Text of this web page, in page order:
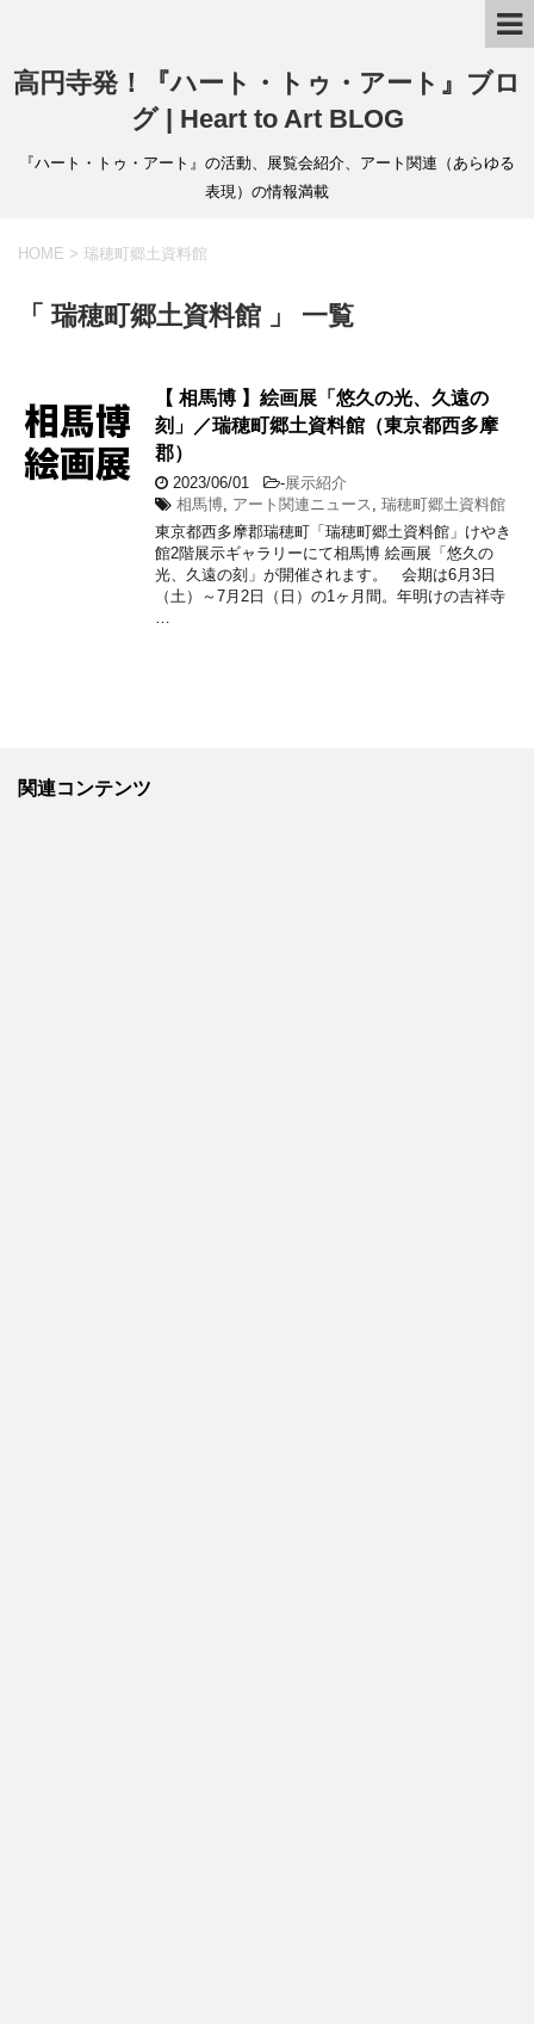
高円寺発！『ハート・トゥ・アート』ブロ
グ | Heart to Art BLOG
『ハート・トゥ・アート』の活動、展覧会紹介、アート関連（あらゆる
表現）の情報満載
HOME > 瑞穂町郷土資料館
「 瑞穂町郷土資料館 」 一覧
【 相馬博 】絵画展「悠久の光、久遠の
刻」／瑞穂町郷土資料館（東京都西多摩
郡）
2023/06/01 -展示紹介
相馬博 アート関連ニュース
瑞穂町郷土資料館
東京都西多摩郡瑞穂町「瑞穂町郷土資料館」けやき
館2階展示ギャラリーにて相馬博 絵画展「悠久の
光、久遠の刻」が開催されます。 会期は6月3日
（土）～7月2日（日）の1ヶ月間。年明けの吉祥寺
関連コンテンツ